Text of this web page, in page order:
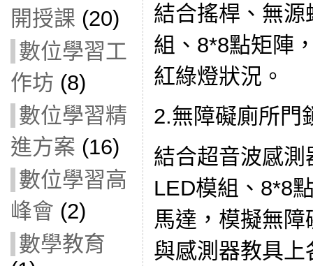
開授課 (20)
數位學習工
作坊 (8)
數位學習精
進方案 (16)
數位學習高
峰會 (2)
數學教育
結合搖桿、無
組、8*8點矩陣
紅綠燈狀況。
2.無障礙廁所門
結合超音波感
LED模組、8*8
馬達，模擬無
與感測器教具